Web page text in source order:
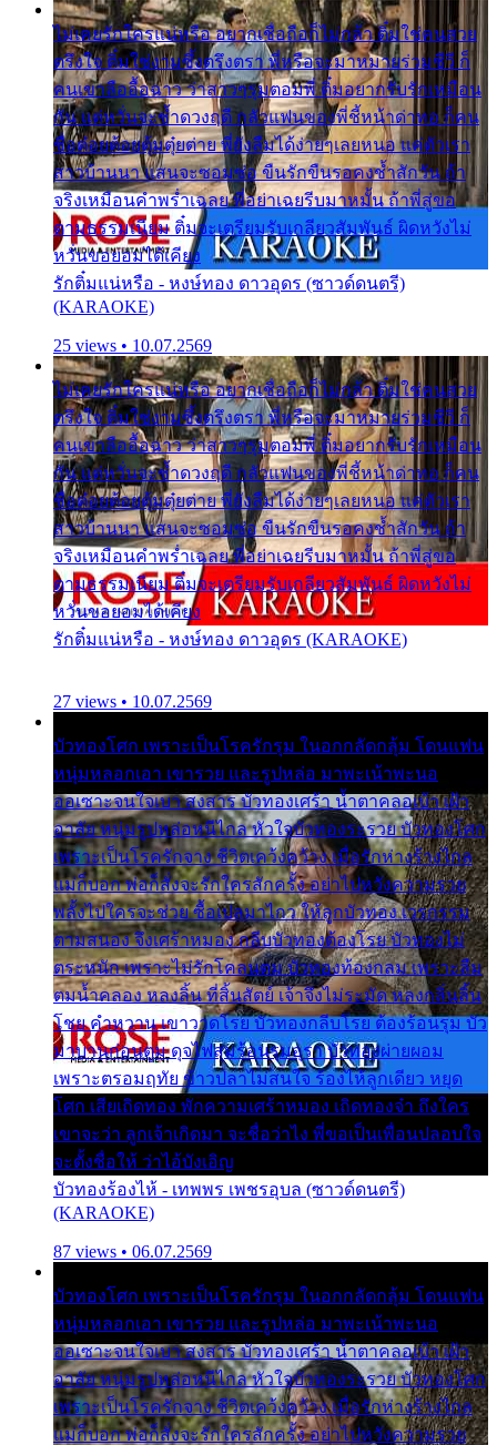
ไม่เคยรักใครแน่หรือ อยากเชื่อถือก็ไม่กล้า ติ๋มใช่คนสวย
ตรึงใจ ติ๋มใช่งามซึ้งตรึงตรา พี่หรือจะมาหมายร่วมชีวี ก็
คนเขาลืออื้อฉาว ว่าสาวๆรุมตอมพี่ ติ๋มอยากรับรักเหมือน
กัน แต่หวั่นจะช้ำดวงฤดี กลัวแฟนของพี่ชี้หน้าด่าทอ ก็คน
ชื่อต๋อยต้อยตุ้มตุ๋ยต่าย พี่ยังลืมได้ง่ายๆเลยหนอ แค่ตัวเรา
สาวบ้านนา แสนจะซอมซ่อ ขืนรักขืนรอคงช้ำสักวัน ถ้า
จริงเหมือนคำพร่ำเฉลย พี่อย่าเฉยรีบมาหมั้น ถ้าพี่สู่ขอ
ตามธรรมเนียม ติ๋มจะเตรียมรับเกลียวสัมพันธ์ ผิดหวังไม่
หวั่นขอยอมได้เคียง
รักติ๋มแน่หรือ - หงษ์ทอง ดาวอุดร (ซาวด์ดนตรี)
(KARAOKE)
25 views • 10.07.2569
ไม่เคยรักใครแน่หรือ อยากเชื่อถือก็ไม่กล้า ติ๋มใช่คนสวย
ตรึงใจ ติ๋มใช่งามซึ้งตรึงตรา พี่หรือจะมาหมายร่วมชีวี ก็
คนเขาลืออื้อฉาว ว่าสาวๆรุมตอมพี่ ติ๋มอยากรับรักเหมือน
กัน แต่หวั่นจะช้ำดวงฤดี กลัวแฟนของพี่ชี้หน้าด่าทอ ก็คน
ชื่อต๋อยต้อยตุ้มตุ๋ยต่าย พี่ยังลืมได้ง่ายๆเลยหนอ แค่ตัวเรา
สาวบ้านนา แสนจะซอมซ่อ ขืนรักขืนรอคงช้ำสักวัน ถ้า
จริงเหมือนคำพร่ำเฉลย พี่อย่าเฉยรีบมาหมั้น ถ้าพี่สู่ขอ
ตามธรรมเนียม ติ๋มจะเตรียมรับเกลียวสัมพันธ์ ผิดหวังไม่
หวั่นขอยอมได้เคียง
รักติ๋มแน่หรือ - หงษ์ทอง ดาวอุดร (KARAOKE)
27 views • 10.07.2569
บัวทองโศก เพราะเป็นโรครักรุม ในอกกลัดกลุ้ม โดนแฟน
หนุ่มหลอกเอา เขารวย และรูปหล่อ มาพะเน้าพะนอ
ออเซาะจนใจเบา สงสาร บัวทองเศร้า น้ำตาคลอเบ้า เฝ้า
อาลัย หนุ่มรูปหล่อหนีไกล หัวใจบัวทองระรวย บัวทองโศก
เพราะเป็นโรครักจาง ชีวิตเคว้งคว้าง เมื่อรักห่างร้างไกล
แม่ก็บอก พ่อก็สั่งจะรักใครสักครั้ง อย่าไปหวังความรวย
พลั้งไปใครจะช่วย ซื้อเปลมาไกว ให้ลูกบัวทอง เวรกรรม
ตามสนอง จึงเศร้าหมอง กลีบบัวทองต้องโรย บัวทองไม่
ตระหนัก เพราะไม่รักโคลนตม บัวทองท้องกลม เพราะลืม
ตมน้ำคลอง หลงลิ้น ที่สิ้นสัตย์ เจ้าจึงไม่ระมัด หลงกลิ่นลิ้น
โชย คำหวาน เขาวาดโรย บัวทองกลีบโรย ต้องร้อนรุม บัว
มาบานก่อนตูม ดุจไฟสุมร้อนรุมอุรา บัวทองผ่ายผอม
เพราะตรอมฤทัย ข้าวปลาไม่สนใจ ร้องไห้ลูกเดียว หยุด
โศก เสียเถิดทอง พักความเศร้าหมอง เถิดทองจ๋า ถึงใคร
เขาจะว่า ลูกเจ้าเกิดมา จะชื่อว่าไง พี่ขอเป็นเพื่อนปลอบใจ
จะตั้งชื่อให้ ว่าไอ้บังเอิญ
บัวทองร้องไห้ - เทพพร เพชรอุบล (ซาวด์ดนตรี)
(KARAOKE)
87 views • 06.07.2569
บัวทองโศก เพราะเป็นโรครักรุม ในอกกลัดกลุ้ม โดนแฟน
หนุ่มหลอกเอา เขารวย และรูปหล่อ มาพะเน้าพะนอ
ออเซาะจนใจเบา สงสาร บัวทองเศร้า น้ำตาคลอเบ้า เฝ้า
อาลัย หนุ่มรูปหล่อหนีไกล หัวใจบัวทองระรวย บัวทองโศก
เพราะเป็นโรครักจาง ชีวิตเคว้งคว้าง เมื่อรักห่างร้างไกล
แม่ก็บอก พ่อก็สั่งจะรักใครสักครั้ง อย่าไปหวังความรวย